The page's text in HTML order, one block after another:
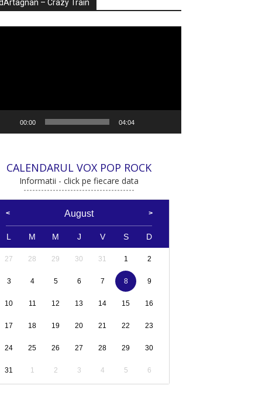
– Crazy Train
00:00 04:04
CALENDARUL VOX POP ROCK
Informatii - click pe fiecare data
August
L M M J V S D
27 28 29 30 31 1 2
3 4 5 6 7 8 9
10 11 12 13 14 15 16
17 18 19 20 21 22 23
24 25 26 27 28 29 30
31 1 2 3 4 5 6